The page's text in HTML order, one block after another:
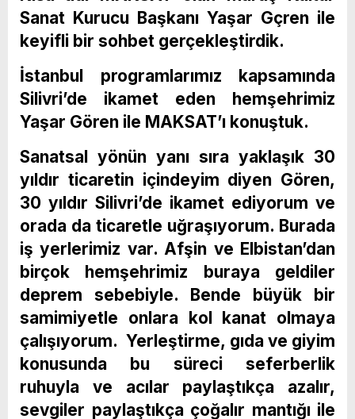
Sanat Kurucu Başkanı Yaşar Gçren ile
keyifli bir sohbet gerçekleştirdik.
İstanbul programlarımız kapsamında
Silivri’de ikamet eden hemşehrimiz
Yaşar Gören ile MAKSAT’ı konuştuk.
Sanatsal yönün yanı sıra yaklaşık 30
yıldır ticaretin içindeyim diyen Gören,
30 yıldır Silivri’de ikamet ediyorum ve
orada da ticaretle uğraşıyorum. Burada
iş yerlerimiz var. Afşin ve Elbistan’dan
birçok hemşehrimiz buraya geldiler
deprem sebebiyle. Bende büyük bir
samimiyetle onlara kol kanat olmaya
çalışıyorum. Yerleştirme, gıda ve giyim
konusunda bu süreci seferberlik
ruhuyla ve acılar paylaştıkça azalır,
sevgiler paylaştıkça çoğalır mantığı ile